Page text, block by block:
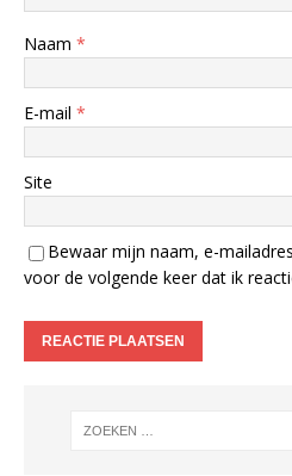
Naam *
E-mail *
Site
Bewaar mijn naam, e-
voor de volgende keer dat ik